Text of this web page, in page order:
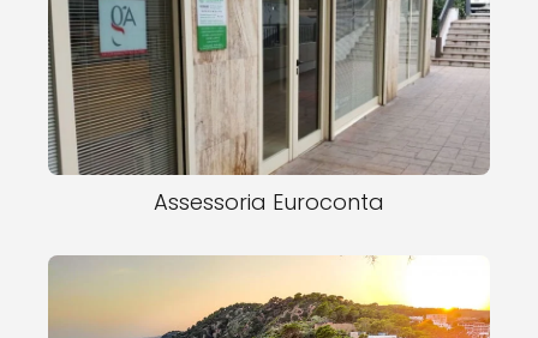
Assessoria Euroconta